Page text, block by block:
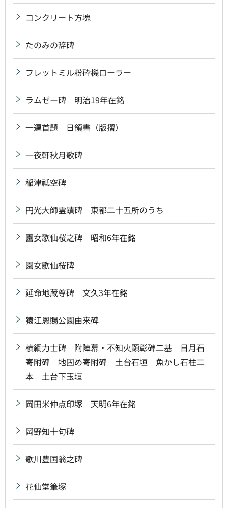
コンクリート方塊
たのみの辞碑
フレットミル粉砕機ローラー
ラムゼー碑 明治19年在銘
一遍首題 日領書（版摺）
一夜軒秋月歌碑
稲津祗空碑
円光大師霊蹟碑 東都二十五所のうち
園女歌仙桜之碑 昭和6年在銘
園女歌仙桜碑
延命地蔵尊碑 文久3年在銘
猿江恩賜公園由来碑
横綱力士碑 附陣幕・不知火顕彰碑二基 日月石
寄附碑 地固め寄附碑 土台石垣 魚かし石柱二
本 土台下玉垣
岡田米仲点印塚 天明6年在銘
岡野知十句碑
歌川豊国翁之碑
花仙堂筆塚